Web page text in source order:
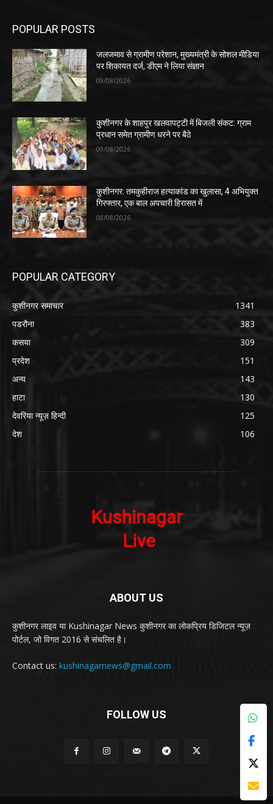
POPULAR POSTS
जलजमाव से ग्रामीण परेशान, मुख्यमंत्री के सोशल मीडिया
पर शिकायत दर्ज, डीएम ने लिया संज्ञान
09/08/2026
कुशीनगर के शाहपुर खलवापट्टी में बिजली संकट: ग्राम
प्रधान समेत ग्रामीण धरने पर बैठे
09/08/2026
कुशीनगर: तमकुहीराज हत्याकांड का खुलासा, 4 अभियुक्त
गिरफ्तार, एक बाल अपचारी हिरासत में
08/08/2026
POPULAR CATEGORY
कुशीनगर समाचार
1341
पडरौना
383
कसया
309
प्रदेश
151
अन्य
143
हाटा
130
देवरिया न्यूज़ हिन्दी
125
देश
106
ABOUT US
कुशीनगर लाइव या Kushinagar News कुशीनगर का लोकप्रिय डिजिटल न्यूज़
पोर्टल, जो विगत 2016 से संचलित है।
Contact us: kushinagarnews@gmail.com
FOLLOW US